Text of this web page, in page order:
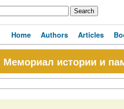
Home Authors Articles
истории и